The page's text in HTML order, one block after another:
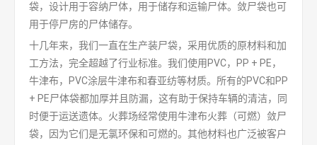
袋，设计用于容纳尸体，用于储存和运输尸体。敛尸袋也可
用于停尸房的尸体储存。
十几年来，我们一直在生产装尸袋，采用优质的原材料和加
工方法，完全超越了行业标准。我们使用PVC，PP + PE，
牛津布，PVC涂层牛津布和春亚纺等材质。所有的PVC和PP
+ PE尸体袋都加厚并且防漏，这有助于保持车辆的清洁，同
时便于运送遗体。火葬场经常使用牛津布火葬（可燃）敛尸
袋，因为它们是无氯环保和可燃的。其他材料也广泛被客户